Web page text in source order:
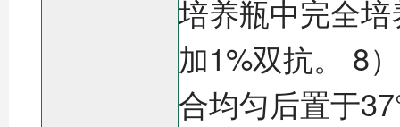
培养瓶中完全
加1%双抗。 8
合均匀后置于